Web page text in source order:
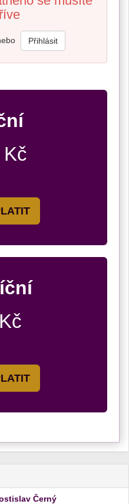
Přihlásit
Kč
Černý